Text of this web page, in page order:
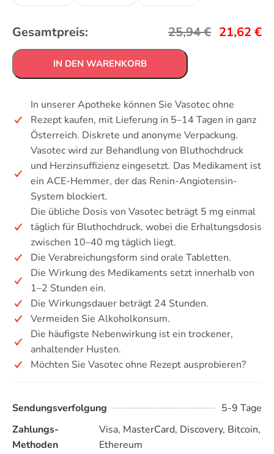
Gesamtpreis: 25,94€ 21,62 €
IN DEN WARENKORB
In unserer Apotheke können Sie Vasotec ohne
Rezept kaufen, mit Lieferung in 5–14 Tagen in ganz
Österreich. Diskrete und anonyme Verpackung.
Vasotec wird zur Behandlung von Bluthochdruck
und Herzinsuffizienz eingesetzt. Das Medikament ist
ein ACE-Hemmer, der das Renin-Angiotensin-
System blockiert.
Die übliche Dosis von Vasotec beträgt 5 mg einmal
täglich für Bluthochdruck, wobei die Erhaltungsdosis
zwischen 10–40 mg täglich liegt.
Die Verabreichungsform sind orale Tabletten.
Die Wirkung des Medikaments setzt innerhalb von
1–2 Stunden ein.
Die Wirkungsdauer beträgt 24 Stunden.
Vermeiden Sie Alkoholkonsum.
Die häufigste Nebenwirkung ist ein trockener,
anhaltender Husten.
Möchten Sie Vasotec ohne Rezept ausprobieren?
Sendungsverfolgung
5-9 Tage
Zahlungs-
Methoden
Visa, MasterCard, Discovery, Bitcoin,
Ethereum